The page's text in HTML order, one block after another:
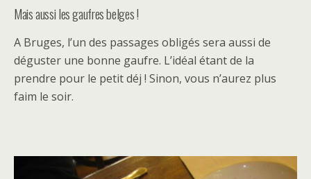
Mais aussi les gaufres belges !
A Bruges, l’un des passages obligés sera aussi de
déguster une bonne gaufre. L’idéal étant de la
prendre pour le petit déj ! Sinon, vous n’aurez plus
faim le soir.